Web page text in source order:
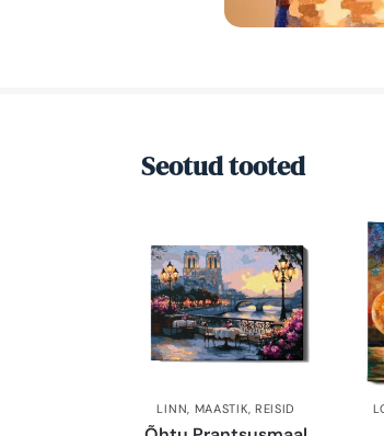
Seotud tooted
LINN MAASTIK REISID